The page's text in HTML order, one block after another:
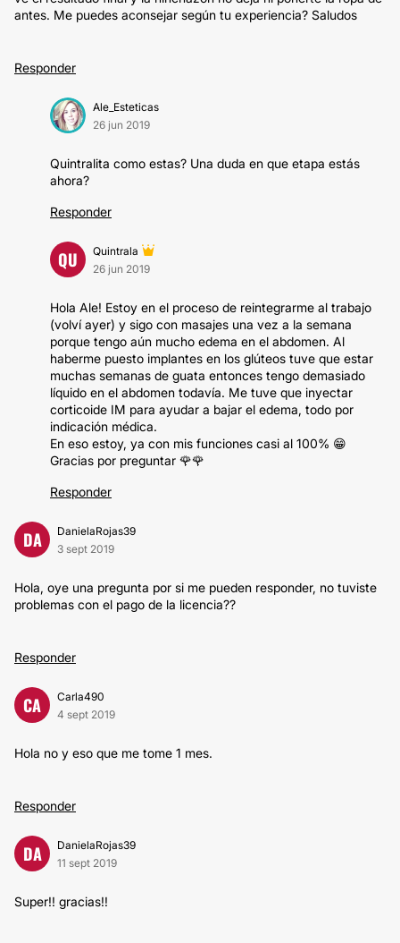
antes. Me puedes aconsejar según tu experiencia? Saludos
Responder
Ale_Esteticas
26 jun 2019
Quintralita como estas? Una duda en que etapa estás
ahora?
Responder
QU
Quintrala
26 jun 2019
Hola Ale! Estoy en el proceso de reintegrarme al trabajo
(volví ayer) y sigo con masajes una vez a la semana
porque tengo aún mucho edema en el abdomen. Al
haberme puesto implantes en los glúteos tuve que estar
muchas semanas de guata entonces tengo demasiado
líquido en el abdomen todavía. Me tuve que inyectar
corticoide IM para ayudar a bajar el edema, todo por
indicación médica.
En eso estoy, ya con mis funciones casi al 100% 😁
Gracias por preguntar 🌹🌹
Responder
DA
DanielaRojas39
3 sept 2019
Hola, oye una pregunta por si me pueden responder, no tuviste
problemas con el pago de la licencia??
Responder
CA
Carla490
4 sept 2019
Hola no y eso que me tome 1 mes.
Responder
DA
DanielaRojas39
11 sept 2019
Super!! gracias!!